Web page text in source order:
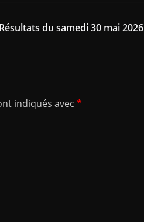
Résultats du samedi 30 mai 2026
indiqués avec *